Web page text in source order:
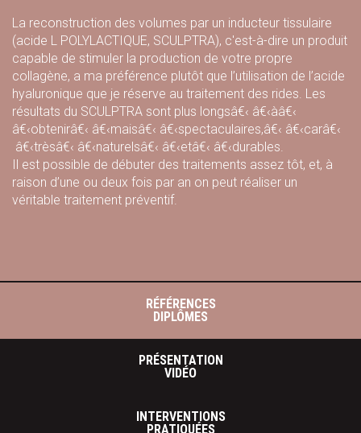
La reconstruction des volumes par un inducteur tissulaire
(acide L POLYLACTIQUE, SCULPTRA), c'est-à-dire un produit
capable de stimuler la production de votre propre
collagène, a ma préférence plutôt que l’utilisation de l’acide
hyaluronique que je réserve au traitement des rides. Les
résultats du SCULPTRA sont plus longsâ€‹ â€‹àâ€‹
â€‹obtenirâ€‹ â€‹maisâ€‹ â€‹spectaculaires,â€‹ â€‹carâ€‹
â€‹trèsâ€‹ â€‹naturelsâ€‹ â€‹etâ€‹ â€‹durables.
Il est possible de débuter des traitements assez tôt, et, à
raison d’une ou deux fois par an on peut réaliser un
véritable traitement préventif.
RÉFÉRENCES
DIPLÔMES
PRÉSENTATION
VIDÉO
INTERVENTIONS
PRATIQUÉES